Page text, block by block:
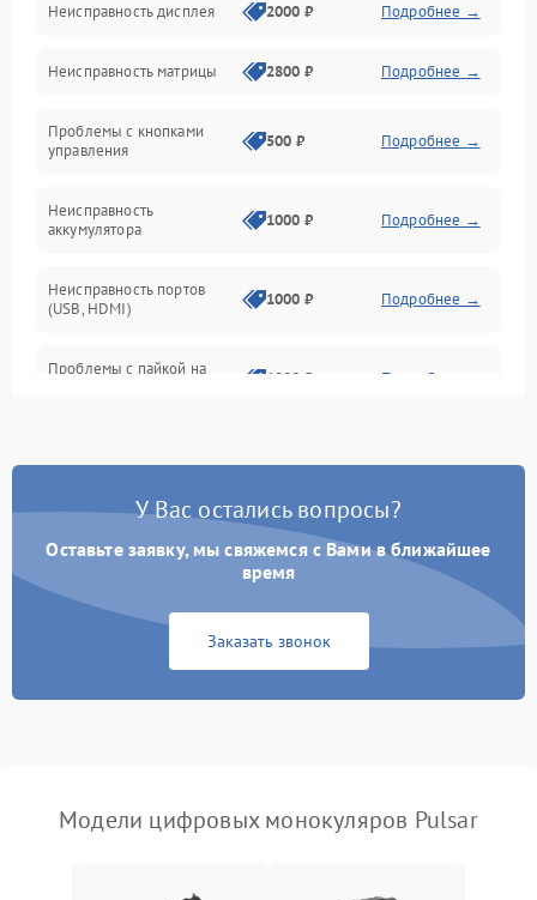
ПО
Управление
Механические повреждения
Неисправность дисплея 2000 ₽ Подробнее →
Неисправность матрицы 2800 ₽ Подробнее →
Проблемы с кнопками
управления
500 ₽ Подробнее →
Неисправность
аккумулятора
1000 ₽ Подробнее →
Неисправность портов
(USB, HDMI)
1000 ₽ Подробнее →
Проблемы с пайкой на
1000 ₽ Подробнее →
процессора
Повреждение внутренних
проводов
500 ₽
Неисправность Wi-
Fi/Bluetooth модуля
1500 ₽
изображения
У Вас остались вопросы?
Оставьте заявку, мы свяжемся с Вами в ближайшее
время
Заказать звонок
Модели цифровых монокуляров Pulsar